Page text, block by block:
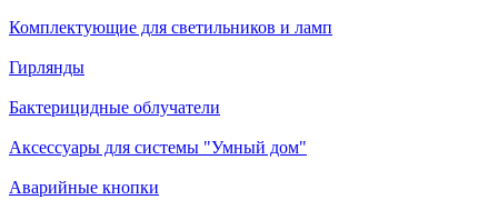
Комплектующие для светильников и ламп
Гирлянды
Бактерицидные облучатели
Аксессуары для системы "Умный дом"
Аварийные кнопки